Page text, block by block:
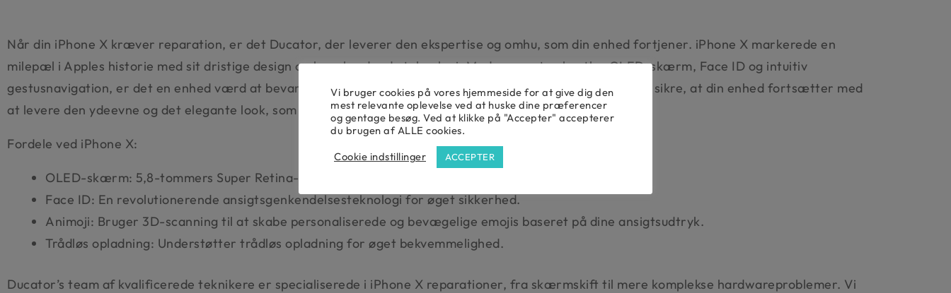
Når din iPhone X kræver reparation, er det Ducator, der leverer den ekspertise og omhu, som din enhed fortjener. iPhone X markerede en
milepæl i Apples historie med sit dristige design og banebrydende teknologi. Med en næsten kantløs OLED-skærm, Face ID og intuitiv
gestusnavigation, er det en enhed værd at bevare. Ducator tilbyder professionel iPhone X reparation for at sikre, at din enhed fortsætter med
at levere den ydeevne og det elegante look, som du elsker.
Fordele ved iPhone X:
OLED-skærm: 5,8-tommers Super Retina-skærm leverer levende farver og sortniveauer.
Face ID: En revolutionerende ansigtsgenkendelsesteknologi for øget sikkerhed.
Animoji: Bruger 3D-scanning til at skabe personaliserede og bevægelige emojis baseret på dine ansigtsudtryk.
Trådløs opladning: Understøtter trådløs opladning for øget bekvemmelighed.
Ducator’s team af kvalificerede teknikere er specialiserede i iPhone X reparationer, fra skærmskift til mere komplekse hardwareproblemer. Vi
Vi bruger cookies på vores hjemmeside for at give dig den
mest relevante oplevelse ved at huske dine præferencer
og gentage besøg. Ved at klikke på "Accepter" accepterer
du brugen af ALLE cookies.
Cookie indstillinger
ACCEPTER